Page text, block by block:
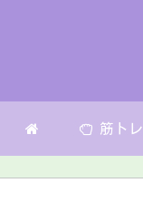
筋トレ